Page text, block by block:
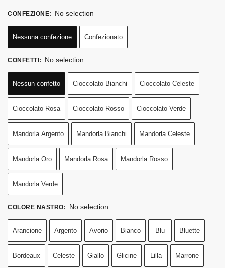
CONFEZIONE: No selection
Nessuna confezione Confezionato
CONFETTI: No selection
Nessun confetto Cioccolato Bianchi Cioccolato Celeste
Cioccolato Rosa Cioccolato Rosso Cioccolato Verde
Mandorla Argento Mandorla Bianchi Mandorla Celeste
Mandorla Oro Mandorla Rosa Mandorla Rosso
Mandorla Verde
COLORE NASTRO: No selection
Arancione Argento Avorio Bianco Blu Bluette
Bordeaux Celeste Giallo Glicine Lilla Marrone